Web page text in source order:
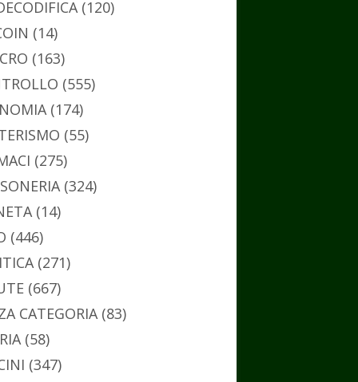
(120)
(14)
(163)
(555)
(174)
(55)
(275)
(324)
(14)
(446)
(271)
(667)
CATEGORIA(83)
(58)
(347)